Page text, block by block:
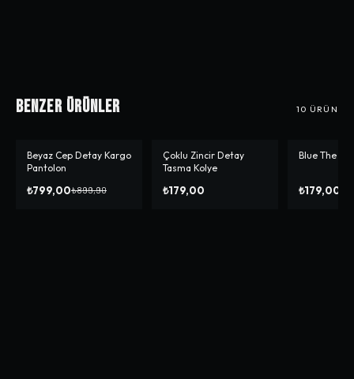
Benzer Ürünler 10 ÜRÜN
-%11
Beyaz Cep Detay Kargo
Pantolon
₺799,00₺899,90
Çoklu Zincir Detay
Tasma Kolye
₺179,00
Blue The
₺179,00